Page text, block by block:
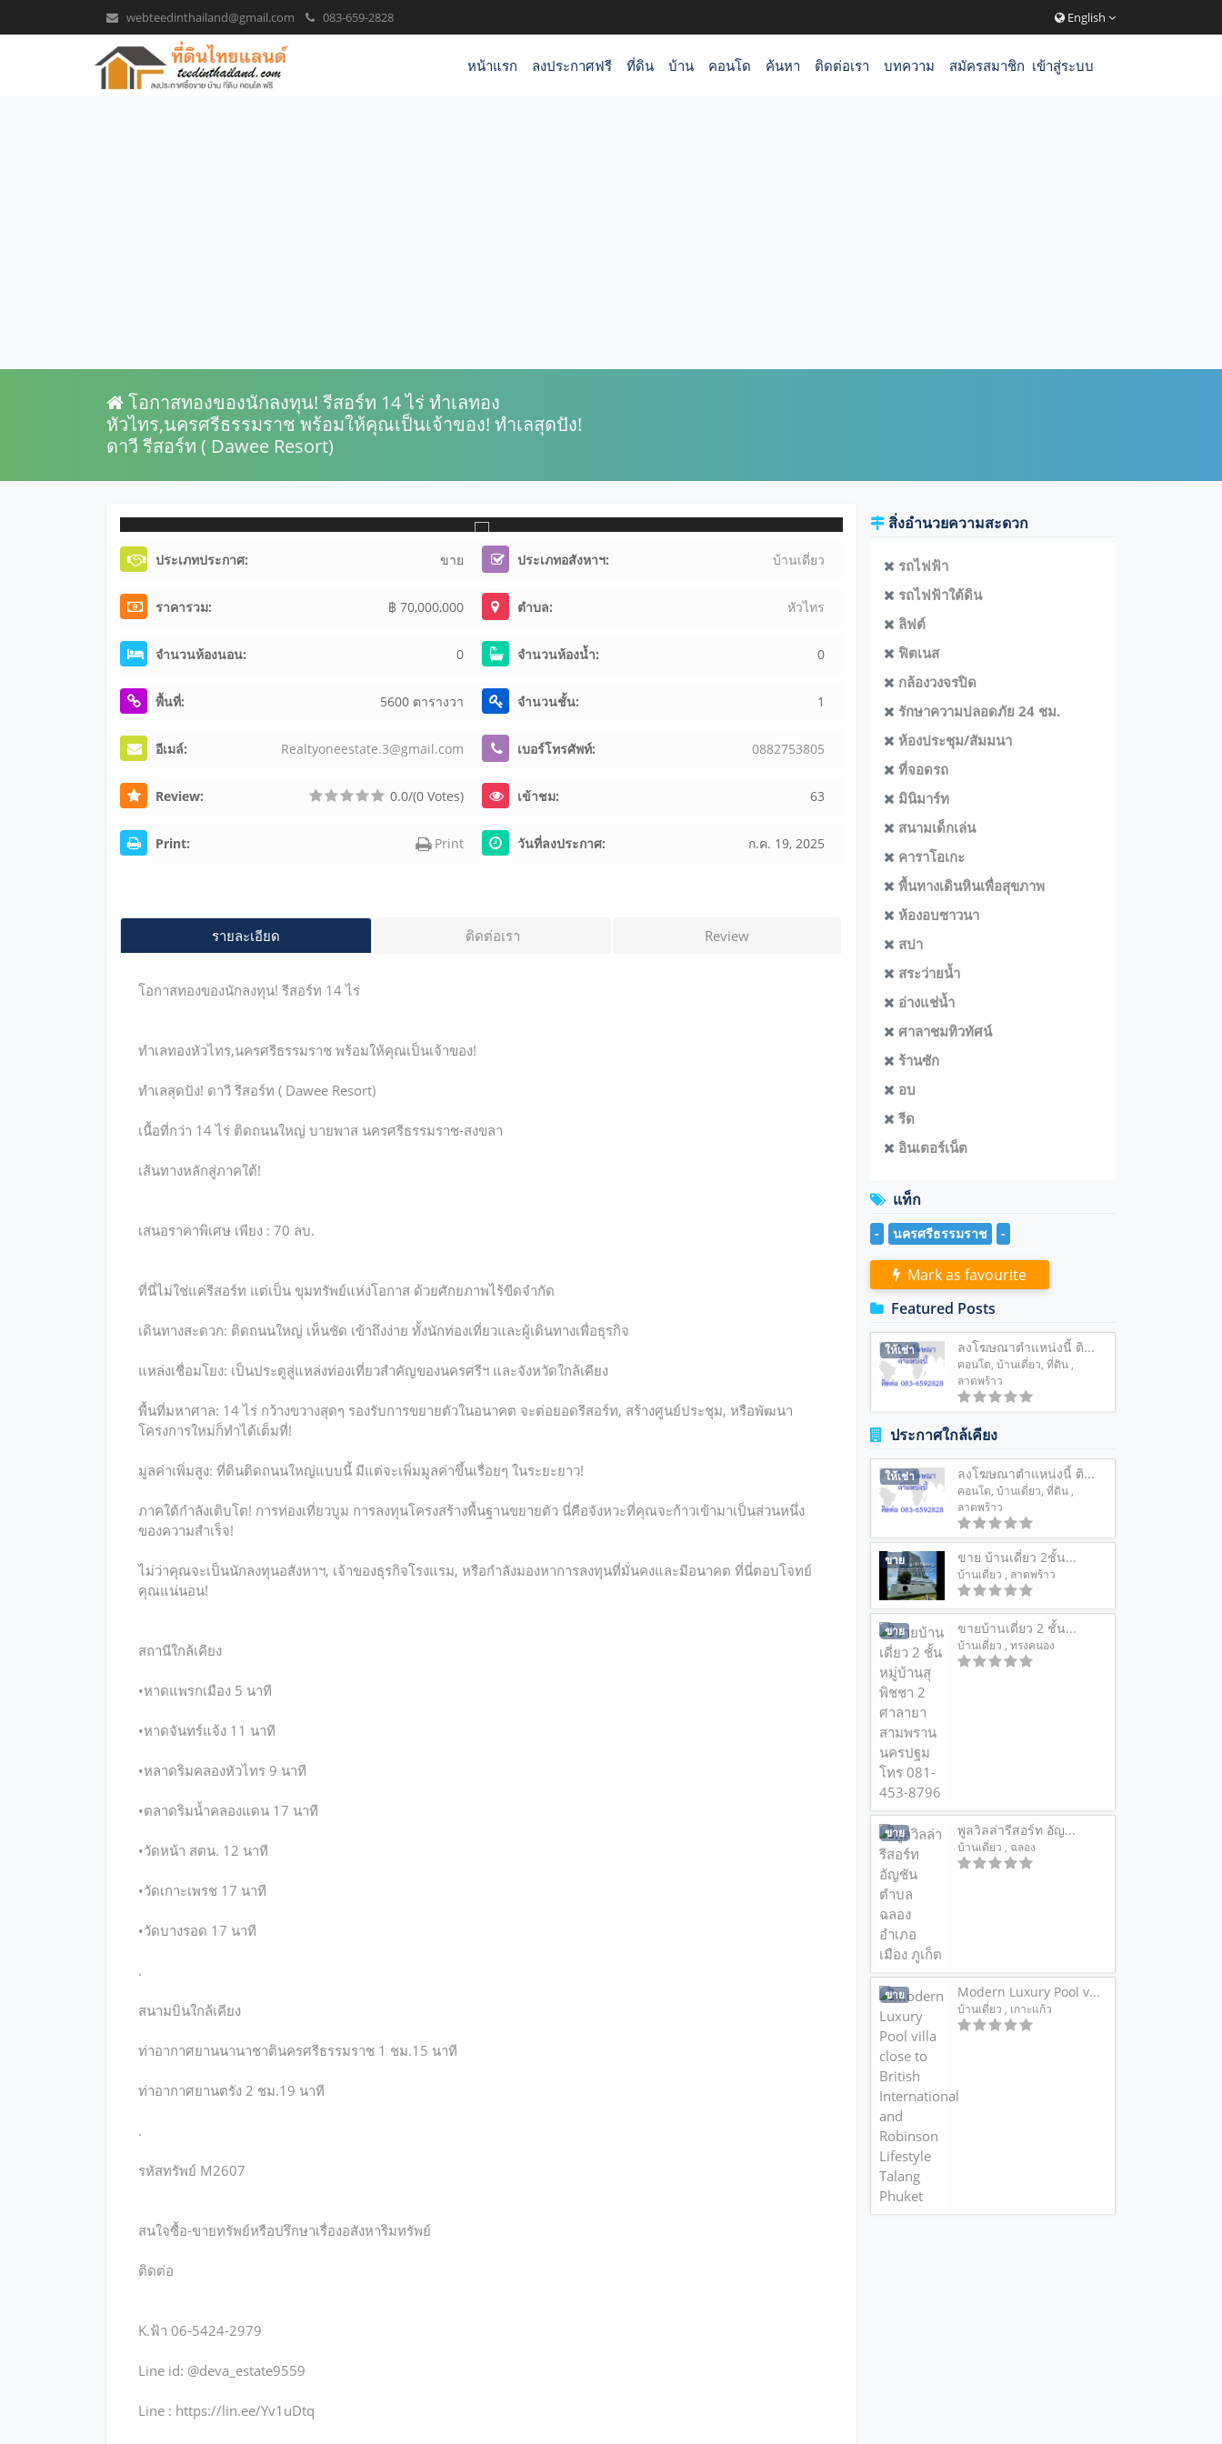
webteedinthailand@gmail.com 083-659-2828 English
หน้าแรก ลงประกาศฟรี ที่ดิน บ้าน คอนโด ค้นหา ติดต่อเรา บทความ สมัครสมาชิก เข้าสู่ระบบ
โอกาสทองของนักลงทุน! รีสอร์ท 14 ไร่ ทำเลทอง
หัวไทร,นครศรีธรรมราช พร้อมให้คุณเป็นเจ้าของ! ทำเลสุดปัง!
ดาวี รีสอร์ท ( Dawee Resort)
ประเภทประกาศ: ขาย ประเภทอสังหาฯ: บ้านเดี่ยว
ราคารวม: ฿ 70,000,000 ตำบล: หัวไทร
จำนวนห้องนอน: 0 จำนวนห้องน้ำ: 0
พื้นที่: 5600 ตารางวา จำนวนชั้น: 1
อีเมล์: Realtyoneestate.3@gmail.com เบอร์โทรศัพท์: 0882753805
Review: 0.0/(0 Votes) เข้าชม: 63
Print: Print วันที่ลงประกาศ: ก.ค. 19, 2025
รายละเอียด ติดต่อเรา Review
โอกาสทองของนักลงทุน! รีสอร์ท 14 ไร่
ทำเลทองหัวไทร,นครศรีธรรมราช พร้อมให้คุณเป็นเจ้าของ!
ทำเลสุดปัง! ดาวี รีสอร์ท ( Dawee Resort)
เนื้อที่กว่า 14 ไร่ ติดถนนใหญ่ บายพาส นครศรีธรรมราช-สงขลา
เส้นทางหลักสู่ภาคใต้!
เสนอราคาพิเศษ เพียง : 70 ลบ.
ที่นี่ไม่ใช่แค่รีสอร์ท แต่เป็น ขุมทรัพย์แห่งโอกาส ด้วยศักยภาพไร้ขีดจำกัด
เดินทางสะดวก: ติดถนนใหญ่ เห็นชัด เข้าถึงง่าย ทั้งนักท่องเที่ยวและผู้เดินทางเพื่อธุรกิจ
แหล่งเชื่อมโยง: เป็นประตูสู่แหล่งท่องเที่ยวสำคัญของนครศรีฯ และจังหวัดใกล้เคียง
พื้นที่มหาศาล: 14 ไร่ กว้างขวางสุดๆ รองรับการขยายตัวในอนาคต จะต่อยอดรีสอร์ท, สร้างศูนย์ประชุม, หรือพัฒนา
โครงการใหม่ก็ทำได้เต็มที่!
มูลค่าเพิ่มสูง: ที่ดินติดถนนใหญ่แบบนี้ มีแต่จะเพิ่มมูลค่าขึ้นเรื่อยๆ ในระยะยาว!
ภาคใต้กำลังเติบโต! การท่องเที่ยวบูม การลงทุนโครงสร้างพื้นฐานขยายตัว นี่คือจังหวะที่คุณจะก้าวเข้ามาเป็นส่วนหนึ่ง
ของความสำเร็จ!
ไม่ว่าคุณจะเป็นนักลงทุนอสังหาฯ, เจ้าของธุรกิจโรงแรม, หรือกำลังมองหาการลงทุนที่มั่นคงและมีอนาคต ที่นี่ตอบโจทย์
คุณแน่นอน!
สถานีใกล้เคียง
•หาดแพรกเมือง 5 นาที
•หาดจันทร์แจ้ง 11 นาที
•หลาดริมคลองหัวไทร 9 นาที
•ตลาดริมน้ำคลองแดน 17 นาที
•วัดหน้า สตน. 12 นาที
•วัดเกาะเพรช 17 นาที
•วัดบางรอด 17 นาที
.
สนามบินใกล้เคียง
ท่าอากาศยานนานาชาตินครศรีธรรมราช 1 ชม.15 นาที
ท่าอากาศยานตรัง 2 ชม.19 นาที
.
รหัสทรัพย์ M2607
สนใจซื้อ-ขายทรัพย์หรือปรึกษาเรื่องอสังหาริมทรัพย์
ติดต่อ
K.ฟ้า 06-5424-2979
Line id: @deva_estate9559
Line : https://lin.ee/Yv1uDtq
สิ่งอำนวยความสะดวก
รถไฟฟ้า
รถไฟฟ้าใต้ดิน
ลิฟต์
ฟิตเนส
กล้องวงจรปิด
รักษาความปลอดภัย 24 ชม.
ห้องประชุม/สัมมนา
ที่จอดรถ
มินิมาร์ท
สนามเด็กเล่น
คาราโอเกะ
พื้นทางเดินหินเพื่อสุขภาพ
ห้องอบซาวนา
สปา
สระว่ายน้ำ
อ่างแช่น้ำ
ศาลาชมทิวทัศน์
ร้านซัก
อบ
รีด
อินเตอร์เน็ต
แท็ก
- นครศรีธรรมราช -
Mark as favourite
Featured Posts
ให้เช่า ลงโฆษณาตำแหน่งนี้ ติ...
คอนโด, บ้านเดี่ยว, ที่ดิน ,
ลาดพร้าว
ประกาศใกล้เคียง
ให้เช่า ลงโฆษณาตำแหน่งนี้ ติ...
คอนโด, บ้านเดี่ยว, ที่ดิน ,
ลาดพร้าว
ขาย ขาย บ้านเดี่ยว 2ชั้น...
บ้านเดี่ยว , ลาดพร้าว
ขาย ขายบ้านเดี่ยว 2 ชั้น...
บ้านเดี่ยว , ทรงคนอง
ขาย พูลวิลล่ารีสอร์ท อัญ...
บ้านเดี่ยว , ฉลอง
ขาย Modern Luxury Pool v...
บ้านเดี่ยว , เกาะแก้ว